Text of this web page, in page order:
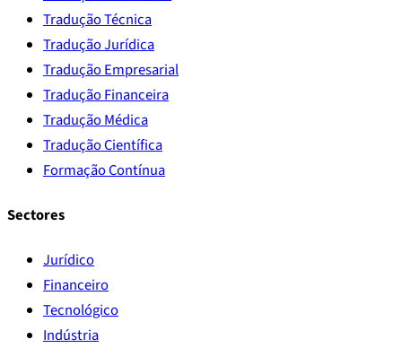
Tradução Técnica
Tradução Jurídica
Tradução Empresarial
Tradução Financeira
Tradução Médica
Tradução Científica
Formação Contínua
Sectores
Jurídico
Financeiro
Tecnológico
Indústria